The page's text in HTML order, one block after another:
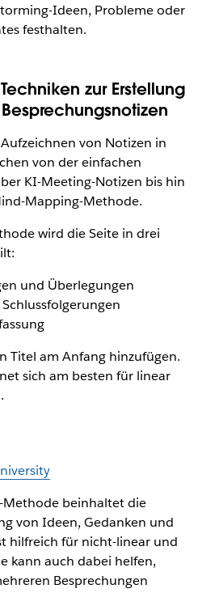
Ideen, Probleme oder
festhalten.
zur Erstellung
von Notizen in
von der einfachen
KI-Meeting-Notizen bis hin
Mapping-Methode.
wird die Seite in drei
und Überlegungen
Titel am Anfang hinzufügen.
sich am besten für linear
beinhaltet die
von Ideen, Gedanken und
hilfreich für nicht-linear und
kann auch dabei helfen,
Besprechungen